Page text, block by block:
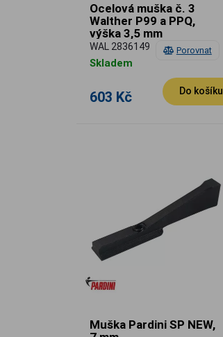
Porovnat
Ocelová muška č. 3
Walther P99 a PPQ,
výška 3,5 mm
WAL 2836149
Skladem
603 Kč Do košíku
Muška Pardini SP NEW,